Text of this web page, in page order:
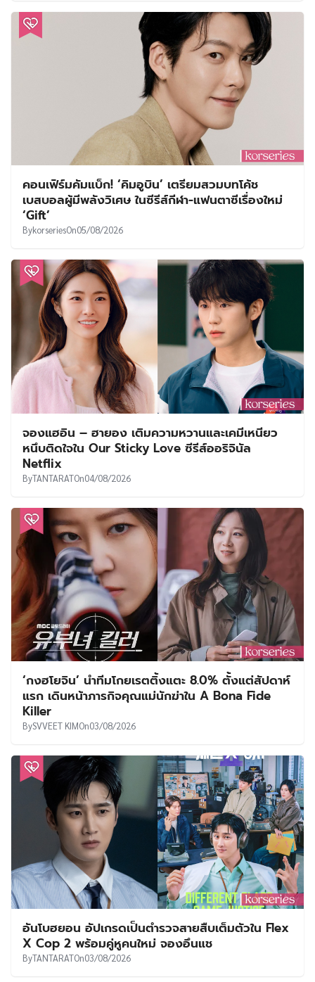
คอนเฟิร์มคัมแบ็ก! ‘คิมอูบิน’ เตรียมสวมบทโค้ช
เบสบอลผู้มีพลังวิเศษ ในซีรีส์กีฬา-แฟนตาซีเรื่องใหม่
‘Gift’
BykorseriesOn05/08/2026
จองแฮอิน – ฮายอง เติมความหวานและเคมีเหนียว
หนึบติดใจใน Our Sticky Love ซีรีส์ออริจินัล
Netflix
ByTANTARATOn04/08/2026
‘กงฮโยจิน’ นำทีมโกยเรตติ้งแตะ 8.0% ตั้งแต่สัปดาห์
แรก เดินหน้าภารกิจคุณแม่นักฆ่าใน A Bona Fide
Killer
BySVVEET KIMOn03/08/2026
อันโบฮยอน อัปเกรดเป็นตำรวจสายสืบเต็มตัวใน Flex
X Cop 2 พร้อมคู่หูคนใหม่ จองอึนแช
ByTANTARATOn03/08/2026